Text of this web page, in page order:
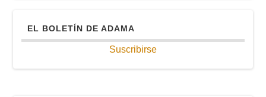
EL BOLETÍN DE ADAMA
Suscribirse